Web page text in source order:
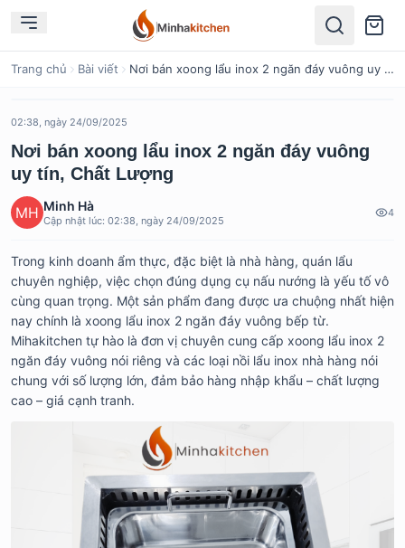
Tìm kiếm
Trang chủ Bài viết Nơi bán xoong lẩu inox 2 ngăn đáy vuông uy tín, Chất Lượng
02:38, ngày 24/09/2025
Nơi bán xoong lẩu inox 2 ngăn đáy vuông
uy tín, Chất Lượng
Minh Hà
Cập nhật lúc: 02:38, ngày 24/09/2025
4
Trong kinh doanh ẩm thực, đặc biệt là nhà hàng, quán lẩu
chuyên nghiệp, việc chọn đúng dụng cụ nấu nướng là yếu tố vô
cùng quan trọng. Một sản phẩm đang được ưa chuộng nhất hiện
nay chính là xoong lẩu inox 2 ngăn đáy vuông bếp từ.
Mihakitchen tự hào là đơn vị chuyên cung cấp xoong lẩu inox 2
ngăn đáy vuông nói riêng và các loại nồi lẩu inox nhà hàng nói
chung với số lượng lớn, đảm bảo hàng nhập khẩu – chất lượng
cao – giá cạnh tranh.